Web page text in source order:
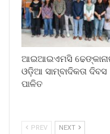
ଆଇଆଇଏମସି
ଓଡ଼ିଆ ସାମ୍ବାଦିକତା ଦିବସ
ପାଳିତ
PREV NEXT